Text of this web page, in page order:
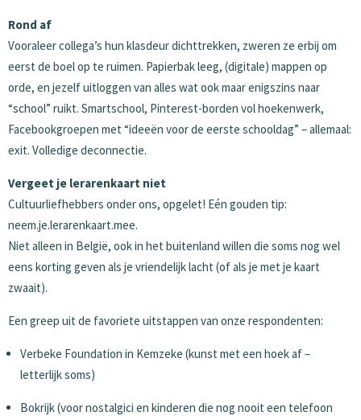
Rond af
Vooraleer collega’s hun klasdeur dichttrekken, zweren ze erbij om
eerst de boel op te ruimen. Papierbak leeg, (digitale) mappen op
orde, en jezelf uitloggen van alles wat ook maar enigszins naar
“school” ruikt. Smartschool, Pinterest-borden vol hoekenwerk,
Facebookgroepen met “ideeën voor de eerste schooldag” – allemaal:
exit. Volledige deconnectie.
Vergeet je lerarenkaart niet
Cultuurliefhebbers onder ons, opgelet! Eén gouden tip:
neem.je.lerarenkaart.mee.
Niet alleen in België, ook in het buitenland willen die soms nog wel
eens korting geven als je vriendelijk lacht (of als je met je kaart
zwaait).
Een greep uit de favoriete uitstappen van onze respondenten:
Verbeke Foundation in Kemzeke (kunst met een hoek af –
letterlijk soms)
Bokrijk (voor nostalgici en kinderen die nog nooit een telefoon